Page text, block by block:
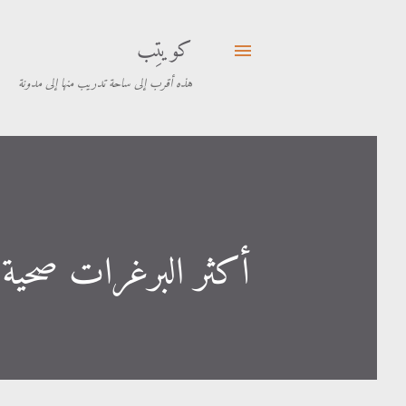
كويتِب
هذه أقرب إلى ساحة تدريب منها إلى مدونة
أكثر البرغرات صحية